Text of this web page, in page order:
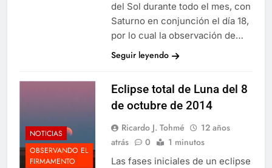
del Sol durante todo el mes, con
Saturno en conjunción el día 18,
por lo cual la observación de…
Seguir leyendo
NOTICIAS
OBSERVANDO EL
FIRMAMENTO
Eclipse total de Luna del 8
de octubre de 2014
Ricardo J. Tohmé
12 años
atrás
0 1 minutos
Las fases iniciales de un eclipse